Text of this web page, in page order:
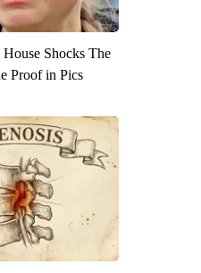
Shocks The
Proof in Pics